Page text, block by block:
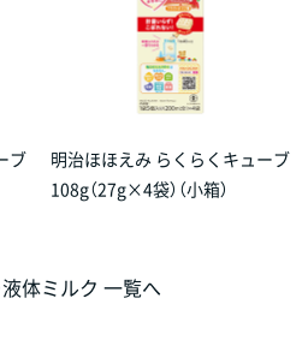
ブ
明治ほほえみ らくらくキューブ
108g（27g×4袋）（小箱）
液体ミルク 一覧へ